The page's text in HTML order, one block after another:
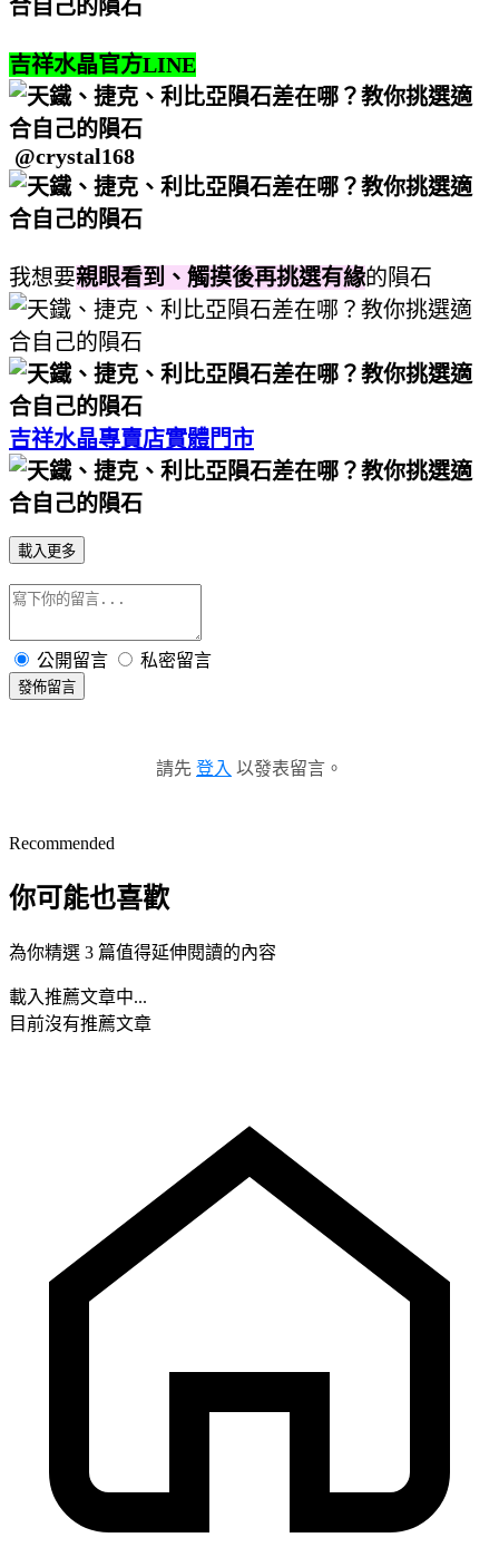
吉祥水晶官方LINE
@crystal168
我想要親眼看到、觸摸後再挑選有緣的隕石
吉祥水晶專賣店實體門市
載入更多
公開留言 私密留言
發佈留言
請先 登入 以發表留言。
Recommended
你可能也喜歡
為你精選 3 篇值得延伸閱讀的內容
載入推薦文章中...
目前沒有推薦文章